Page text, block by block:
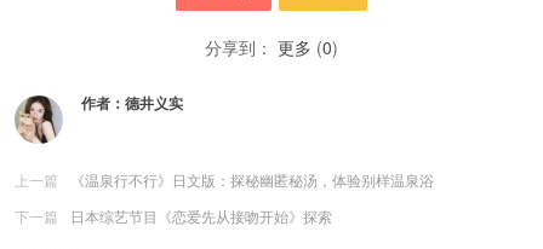
分享到： 更多 (0)
作者： 德井义实
上一篇
《温泉行不行》日文版：探秘幽匿秘汤，体验别样温泉浴
下一篇
日本综艺节目《恋爱先从接吻开始》探索